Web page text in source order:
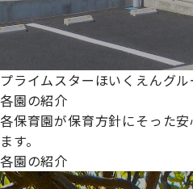
プライムスターほいくえんグ
各園の紹介
各保育園が保育方針にそった
ます。
各園の紹介